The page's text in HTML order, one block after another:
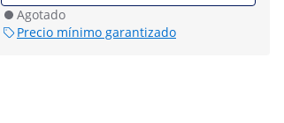
Agotado
Precio mínimo garantizado